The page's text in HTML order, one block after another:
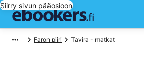
Siirry sivun pääosioon
Faron piiri Tavira - matkat